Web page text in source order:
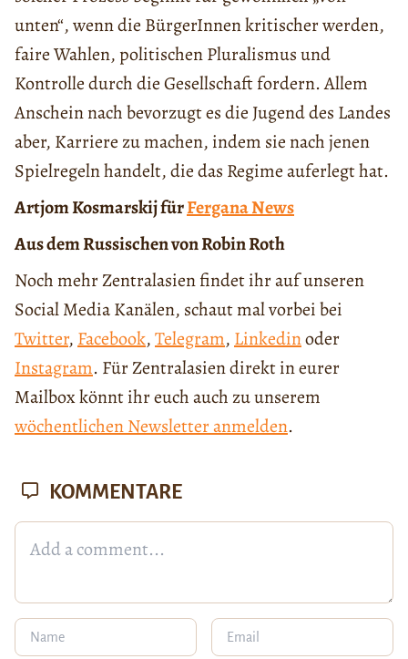
unten“, wenn die BürgerInnen kritischer werden,
faire Wahlen, politischen Pluralismus und
Kontrolle durch die Gesellschaft fordern. Allem
Anschein nach bevorzugt es die Jugend des Landes
aber, Karriere zu machen, indem sie nach jenen
Spielregeln handelt, die das Regime auferlegt hat.
Artjom Kosmarskij fürFergana News
Aus dem Russischen von Robin Roth
Noch mehr Zentralasien findet ihr auf unseren
Social Media Kanälen, schaut mal vorbei bei
Twitter, Facebook,Telegram, Linkedinoder
Instagram. Für Zentralasien direkt in eurer
Mailbox könnt ihr euch auch zu unserem
wöchentlichen Newsletter anmelden.
KOMMENTARE